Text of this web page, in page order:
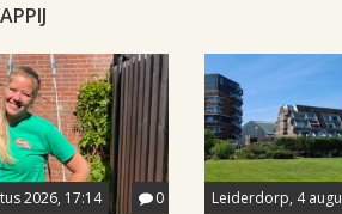
2026, 17:14 0 Leiderdorp, 4